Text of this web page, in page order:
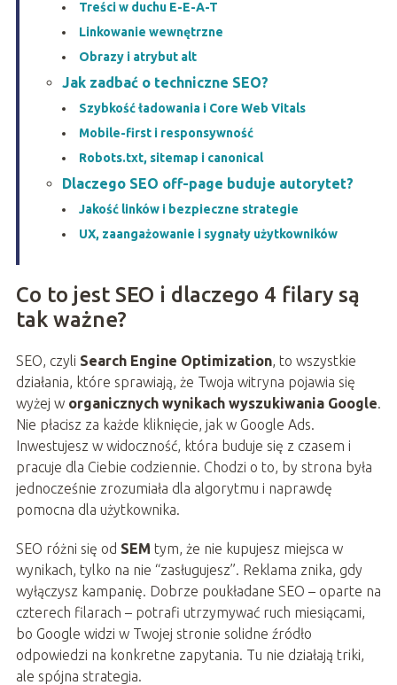
Treści w duchu E-E-A-T
Linkowanie wewnętrzne
Obrazy i atrybut alt
Jak zadbać o techniczne SEO?
Szybkość ładowania i Core Web Vitals
Mobile-first i responsywność
Robots.txt, sitemap i canonical
Dlaczego SEO off-page buduje autorytet?
Jakość linków i bezpieczne strategie
UX, zaangażowanie i sygnały użytkowników
Co to jest SEO i dlaczego 4 filary są
tak ważne?
SEO, czyli Search Engine Optimization, to wszystkie
działania, które sprawiają, że Twoja witryna pojawia się
wyżej w organicznych wynikach wyszukiwania Google.
Nie płacisz za każde kliknięcie, jak w Google Ads.
Inwestujesz w widoczność, która buduje się z czasem i
pracuje dla Ciebie codziennie. Chodzi o to, by strona była
jednocześnie zrozumiała dla algorytmu i naprawdę
pomocna dla użytkownika.
SEO różni się od SEM tym, że nie kupujesz miejsca w
wynikach, tylko na nie “zasługujesz”. Reklama znika, gdy
wyłączysz kampanię. Dobrze poukładane SEO – oparte na
czterech filarach – potrafi utrzymywać ruch miesiącami,
bo Google widzi w Twojej stronie solidne źródło
odpowiedzi na konkretne zapytania. Tu nie działają triki,
ale spójna strategia.